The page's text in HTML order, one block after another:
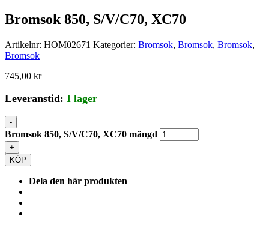
Bromsok 850, S/V/C70, XC70
Artikelnr: HOM02671 Kategorier: Bromsok, Bromsok, Bromsok,
Bromsok
745,00 kr
Leveranstid: I lager
-
Bromsok 850, S/V/C70, XC70 mängd
+
KÖP
Dela den här produkten